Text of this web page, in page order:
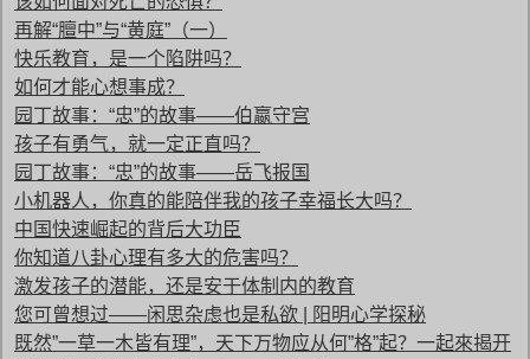
再解“膻中”与“黄庭”（一）
快乐教育，是一个陷阱吗？
如何才能心想事成？
园丁故事：“忠”的故事——伯嬴守宫
孩子有勇气，就一定正直吗？
园丁故事：“忠”的故事——岳飞报国
小机器人，你真的能陪伴我的孩子幸福长大吗？
中国快速崛起的背后大功臣
你知道八卦心理有多大的危害吗？
激发孩子的潜能，还是安于体制内的教育
您可曾想过——闲思杂虑也是私欲 | 阳明心学探秘
既然”一草一木皆有理”，天下万物应从何”格”起？一起來揭开